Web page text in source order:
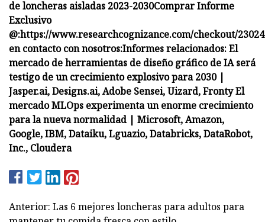
de loncheras aisladas 2023-2030Comprar Informe
Exclusivo
@:https://www.researchcognizance.com/checkout/
en contacto con nosotros:Informes relacionados:El
mercado de herramientas de diseño gráfico de IA será
testigo de un crecimiento explosivo para 2030 |
Jasper.ai, Designs.ai, Adobe Sensei, Uizard, FrontyEl
mercado MLOps experimenta un enorme crecimiento
para la nueva normalidad | Microsoft, Amazon,
Google, IBM, Dataiku, Lguazio, Databricks, DataRobot,
Inc., Cloudera
Anterior: Las 6 mejores loncheras para adultos para